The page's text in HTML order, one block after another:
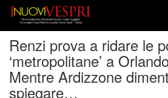
Renzi prova a ridare le
‘metropolitane’ a
Mentre Ardizzone
spiegare…